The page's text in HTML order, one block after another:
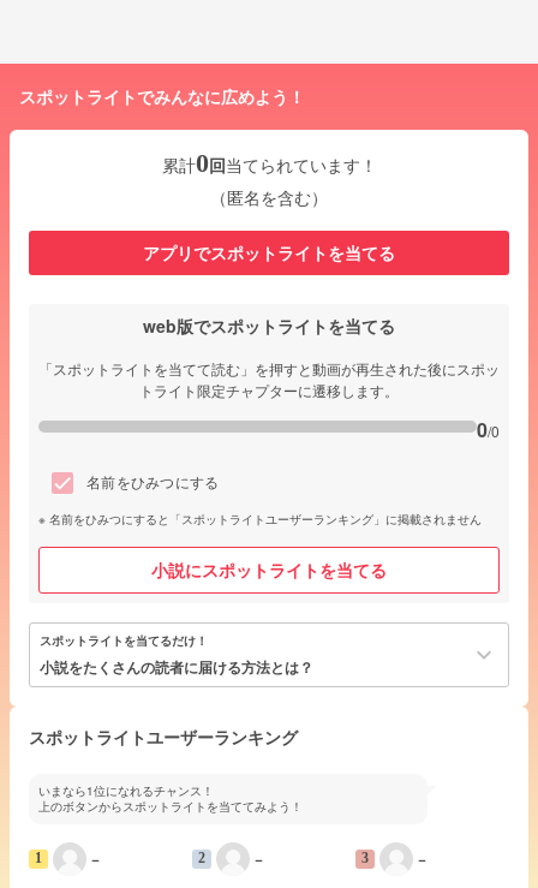
スポットライトでみんなに広めよう！
累計0回当てられています！
（匿名を含む）
アプリでスポットライトを当てる
web版でスポットライトを当てる
「スポットライトを当てて読む」を押すと動画が再生された後にスポッ
トライト限定チャプターに遷移します。
0/0
名前をひみつにする
名前をひみつにすると「スポットライトユーザーランキング」に掲載されません
小説にスポットライトを当てる
スポットライトを当てるだけ！
小説をたくさんの読者に届ける方法とは？ keyboard_arrow_down
スポットライトユーザーランキング
いまなら1位になれるチャンス！
上のボタンからスポットライトを当ててみよう！
1 − 2 − 3 −